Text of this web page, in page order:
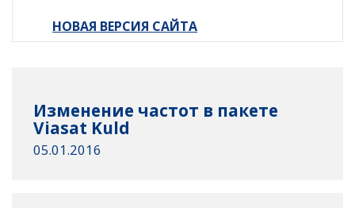
НОВАЯ ВЕРСИЯ САЙТА
Изменение частот в пакете
Viasat Kuld
05.01.2016